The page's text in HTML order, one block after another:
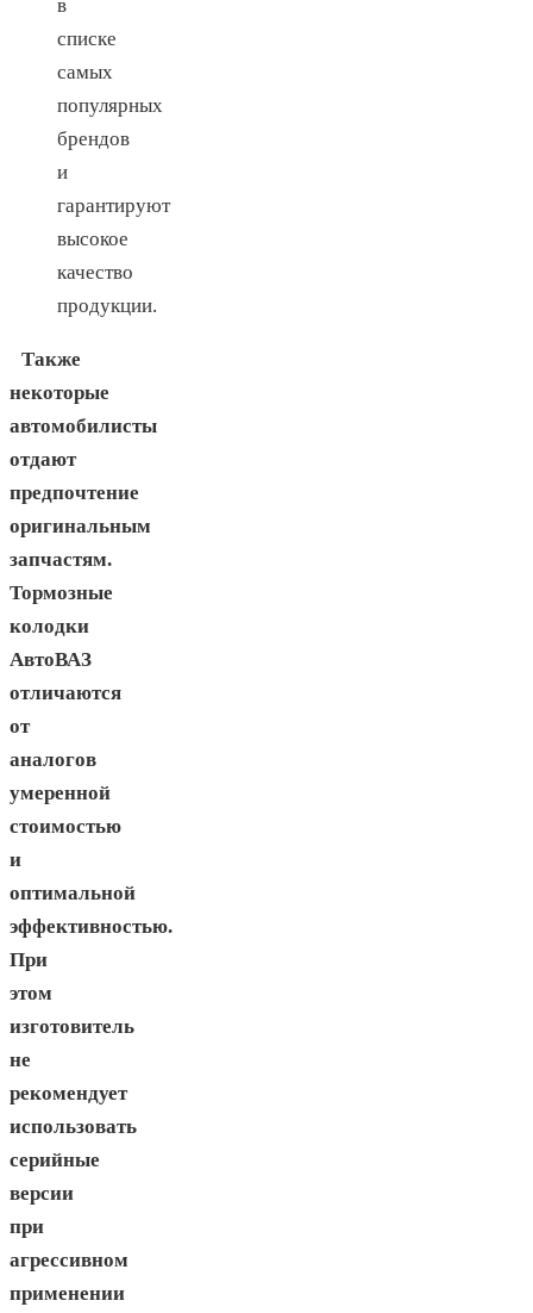
в
списке
самых
популярных
брендов
и
гарантируют
высокое
качество
продукции.
Также
некоторые
автомобилисты
отдают
предпочтение
оригинальным
запчастям.
Тормозные
колодки
АвтоВАЗ
отличаются
от
аналогов
умеренной
стоимостью
и
оптимальной
эффективностью.
При
этом
изготовитель
не
рекомендует
использовать
серийные
версии
при
агрессивном
применении